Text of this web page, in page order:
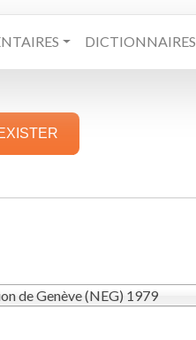
DICTIONNAIRES
de Genève (NEG) 1979